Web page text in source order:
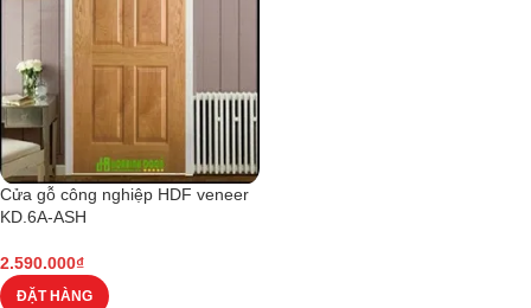
Cửa gỗ công nghiệp HDF veneer
KD.6A-ASH
2.590.000₫
ĐẶT HÀNG